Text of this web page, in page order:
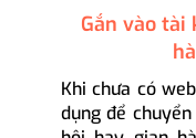
Gắn vào tài
Khi chưa có
dụng để